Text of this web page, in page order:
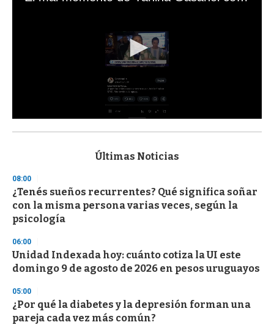
s
d
s
o
f
3
s
e
c
o
d
Últimas Noticias
08:00
¿Tenés sueños recurrentes? Qué significa soñar
con la misma persona varias veces, según la
psicología
06:00
Unidad Indexada hoy: cuánto cotiza la UI este
domingo 9 de agosto de 2026 en pesos uruguayos
05:00
¿Por qué la diabetes y la depresión forman una
pareja cada vez más común?